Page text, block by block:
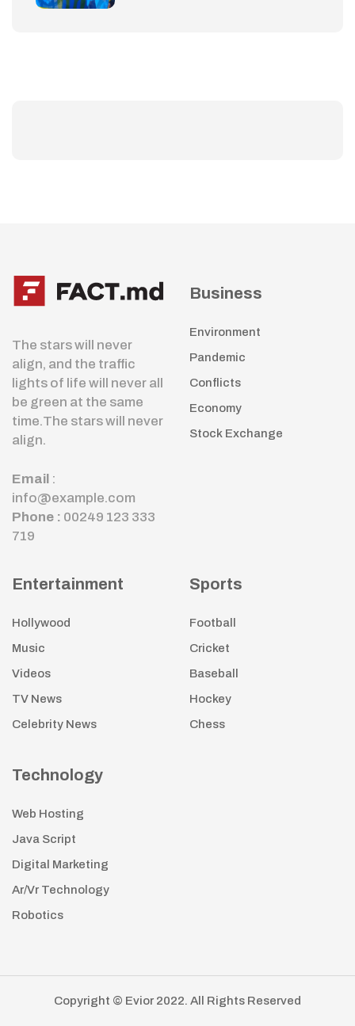
The stars will never
align, and the traffic
lights of life will never all
be green at the same
time.The stars will never
align.
Email :
info@example.com
Phone : 00249 123 333
719
Business
Environment
Pandemic
Conflicts
Economy
Stock Exchange
Entertainment
Hollywood
Music
Videos
TV News
Celebrity News
Sports
Football
Cricket
Baseball
Hockey
Chess
Technology
Web Hosting
Java Script
Digital Marketing
Ar/Vr Technology
Robotics
Copyright © Evior 2022. All Rights Reserved